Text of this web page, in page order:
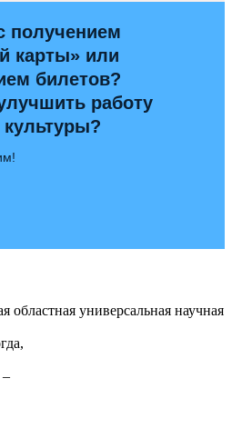
получением
карты» или
билетов?
работу
универсальная научная
–